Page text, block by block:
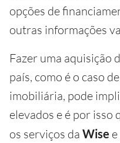
opções de
outras informações
Fazer uma aquisição
país, como é o caso
imobiliária, pode
elevados e é por isso
os serviços da Wise